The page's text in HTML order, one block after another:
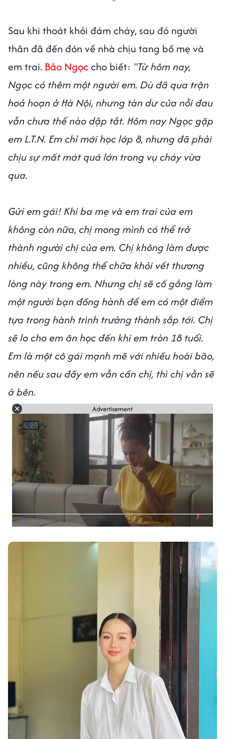
Sau khi thoát khỏi đám cháy, sau đó người
thân đã đến đón về nhà chịu tang bố mẹ và
em trai. Bảo Ngọccho biết: "Từ hôm nay,
Ngọc có thêm một người em. Dù đã qua trận
hoả hoạn ở Hà Nội, nhưng tàn dư của nỗi đau
vẫn chưa thể nào dập tắt. Hôm nay Ngọc gặp
em L.T.N. Em chỉ mới học lớp 8, nhưng đã phải
chịu sự mất mát quá lớn trong vụ cháy vừa
qua.
Gửi em gái! Khi ba mẹ và em trai của em
không còn nữa, chị mong mình có thể trở
thành người chị của em. Chị không làm được
nhiều, cũng không thể chữa khỏi vết thương
lòng này trong em. Nhưng chị sẽ cố gắng làm
một người bạn đồng hành để em có một điểm
tựa trong hành trình trưởng thành sắp tới. Chị
sẽ lo cho em ăn học đến khi em tròn 18 tuổi.
Em là một cô gái mạnh mẽ với nhiều hoài bão,
nên nếu sau đấy em vẫn cần chị, thì chị vẫn sẽ
ở bên.
Advertisement